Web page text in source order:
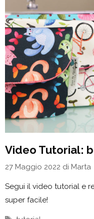
Video Tutorial:
27 Maggio 2022 di Marta
Segui il video tutorial e
super facile!